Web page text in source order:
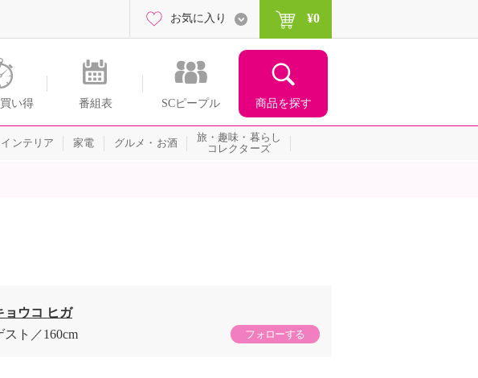
ャンネル
い得 番組表 SCピープル 商品を探す
お気に入り ¥0
ンテリア 家電 グルメ・お酒
旅・趣味・暮らし
コレクターズ
ョウコ ヒガ
スト
160cm フォローする